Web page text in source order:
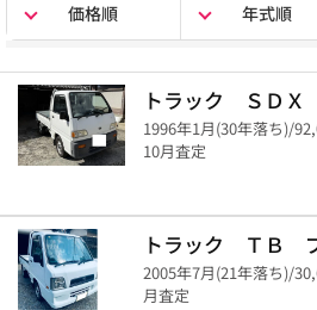
価格順 年式順
トラック ＳＤＸ
1996年1月(30年落ち)/
10月査定
トラック ＴＢ
2005年7月(21年落ち)/
月査定